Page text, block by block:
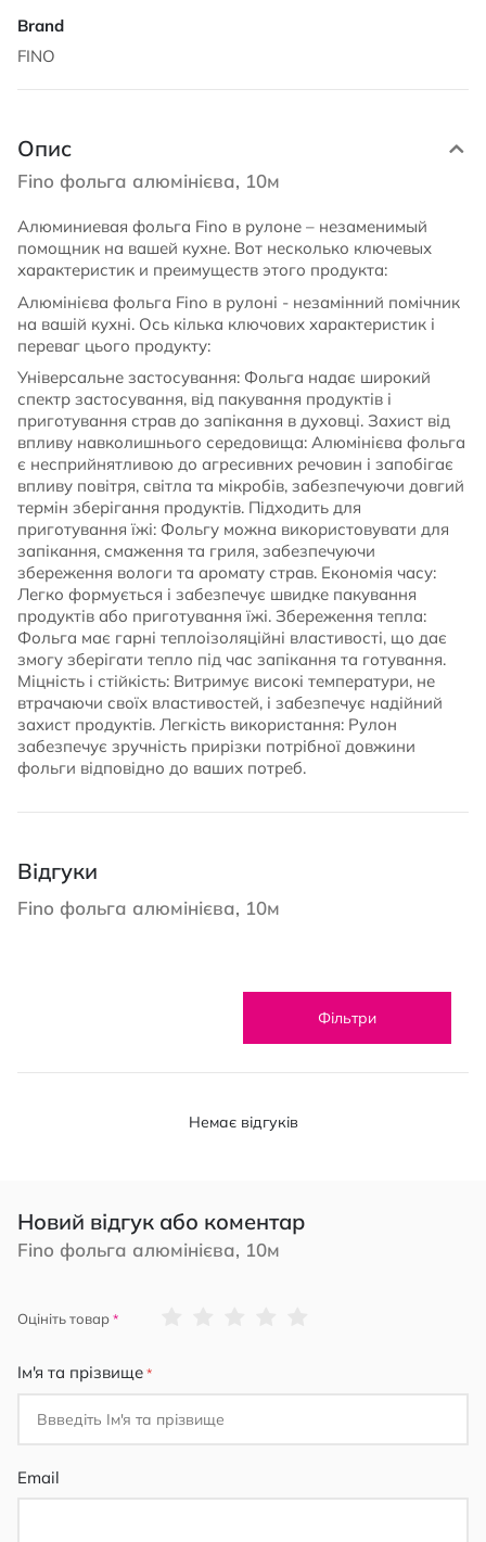
FINO
Опис
Fino фольга алюмінієва, 10м
Алюминиевая фольга Fino в рулоне – незаменимый
помощник на вашей кухне. Вот несколько ключевых
характеристик и преимуществ этого продукта:
Алюмінієва фольга Fino в рулоні - незамінний помічник
на вашій кухні. Ось кілька ключових характеристик і
переваг цього продукту:
Універсальне застосування: Фольга надає широкий
спектр застосування, від пакування продуктів і
приготування страв до запікання в духовці. Захист від
впливу навколишнього середовища: Алюмінієва фольга
є несприйнятливою до агресивних речовин і запобігає
впливу повітря, світла та мікробів, забезпечуючи довгий
термін зберігання продуктів. Підходить для
приготування їжі: Фольгу можна використовувати для
запікання, смаження та гриля, забезпечуючи
збереження вологи та аромату страв. Економія часу:
Легко формується і забезпечує швидке пакування
продуктів або приготування їжі. Збереження тепла:
Фольга має гарні теплоізоляційні властивості, що дає
змогу зберігати тепло під час запікання та готування.
Міцність і стійкість: Витримує високі температури, не
втрачаючи своїх властивостей, і забезпечує надійний
захист продуктів. Легкість використання: Рулон
забезпечує зручність прирізки потрібної довжини
фольги відповідно до ваших потреб.
Відгуки
Fino фольга алюмінієва, 10м
Фільтри
Немає відгуків
Новий відгук або коментар
Fino фольга алюмінієва, 10м
Оцініть товар
Ім'я та прізвище
Email